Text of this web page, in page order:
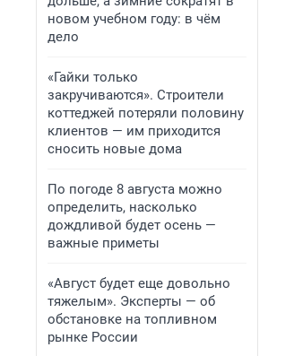
новом учебном году: в чём
дело
«Гайки только
закручиваются». Строители
коттеджей потеряли половину
клиентов — им приходится
сносить новые дома
По погоде 8 августа можно
определить, насколько
дождливой будет осень —
важные приметы
«Август будет еще довольно
тяжелым». Эксперты — об
обстановке на топливном
рынке России